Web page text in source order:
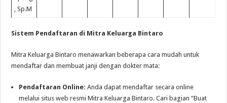
, Sp.M
Sistem Pendaftaran di Mitra Keluarga Bintaro
Mitra Keluarga Bintaro menawarkan beberapa cara mudah untuk
mendaftar dan membuat janji dengan dokter mata:
Pendaftaran Online: Anda dapat mendaftar secara online
melalui situs web resmi Mitra Keluarga Bintaro. Cari bagian “Buat